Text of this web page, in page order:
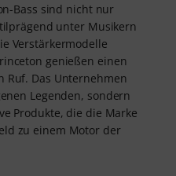
Bass sind nicht nur
unter Musikern
Verstärkermodelle
genießen einen
Ruf. Das Unternehmen
Legenden, sondern
Produkte, die die Marke
zu einem Motor der